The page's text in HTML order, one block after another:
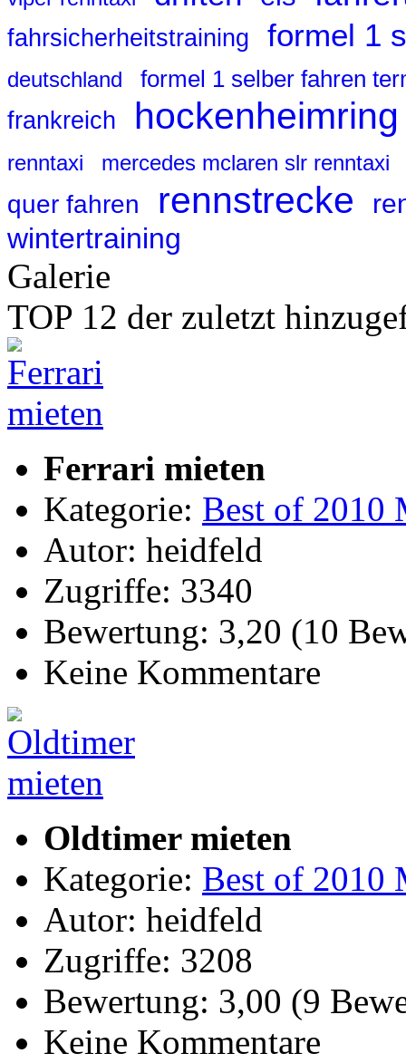
fahrsicherheitstraining formel 1
deutschland formel 1 selber fahren
frankreich hockenheimring
renntaxi mercedes mclaren slr renntaxi
quer fahren rennstrecke
wintertraining
Galerie
TOP 12 der zuletzt
Ferrari mieten
Kategorie: Best of 2010
Autor: heidfeld
Zugriffe: 3340
Bewertung: 3,20 (10
Keine Kommentare
Oldtimer mieten
Kategorie: Best of 2010
Autor: heidfeld
Zugriffe: 3208
Bewertung: 3,00 (9
Keine Kommentare